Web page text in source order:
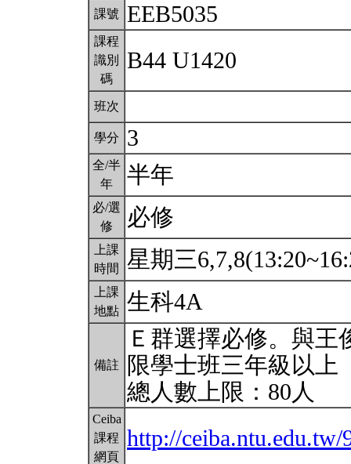
課號 EEB5035
課程
識別
碼
B44 U1420
班次
學分 3
全/半
年
半年
必/選
修
必修
上課
時間
星期三
上課
地點 生科4A
備註
Ｅ群選擇必修。與王
限學士班三年級以上
總人數上限：80人
Ceiba
課程
網頁
http://ceiba.ntu.edu.tw/